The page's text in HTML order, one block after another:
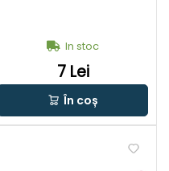
In stoc
7 Lei
În coș